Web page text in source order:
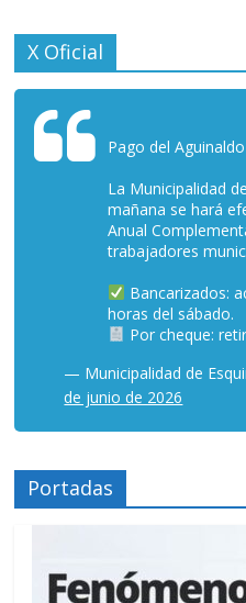
X Oficial
Pago del Aguinaldo
La Municipalidad
mañana se hará
Anual
trabajadores
Bancarizados:
horas del sábado.
Por cheque:
— Municipalidad de
de junio de 2026
Portadas